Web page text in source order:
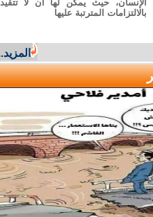
الإنسان، حيث يمكن لها ان لا تتقيد
بالالتزامات المترتبة عليها
المزيد...